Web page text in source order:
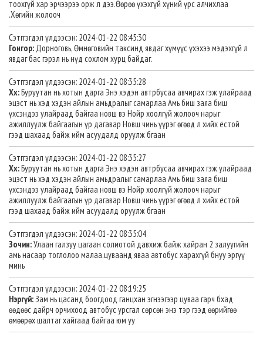
тоохгүй хар эрчээрээ орж л дээ.Өөрөө үхэхгүй хүний үрс алчихлаа
.Хөгийн жолооч
Сэтггэгдэл үлдээсэн: 2024-01-22 08:45:30
Гонгор: Дорноговь, Өмнөговийн таксинд явдаг хүмүүс үхэхээ мэдэхгүй л
явдаг бас гэрэл нь нүд сохлом хурц байдаг.
Сэтггэгдэл үлдээсэн: 2024-01-22 08:35:28
Хх:Буруутан нь хотын дарга Энэ хэдэн автрбусаа авчирах гэж улайраад
эцэст нь хэд хэдэн айлын амьдралыг самарлаа Амь биш заяа биш
үхсэндээ улайраад байгаа новш вэ Нойр хоолгүй жолооч нарыг
ажиллуулж байгаагын үр дагавар Новш чинь үүрэг өгөөд л хийх ёстой
гээд шахаад байж ийм асуудалд оруулж бгаан
Сэтггэгдэл үлдээсэн: 2024-01-22 08:35:27
Хх:Буруутан нь хотын дарга Энэ хэдэн автрбусаа авчирах гэж улайраад
эцэст нь хэд хэдэн айлын амьдралыг самарлаа Амь биш заяа биш
үхсэндээ улайраад байгаа новш вэ Нойр хоолгүй жолооч нарыг
ажиллуулж байгаагын үр дагавар Новш чинь үүрэг өгөөд л хийх ёстой
гээд шахаад байж ийм асуудалд оруулж бгаан
Сэтггэгдэл үлдээсэн: 2024-01-22 08:35:04
Зочин:Улаан галзуу цагаан солиотой давхиж байж хайран 2 залуугийн
амь насаар тоглолоо малаа.цуваанд яваа автобус харахгүй бнуу эргүү
минь
Сэтггэгдэл үлдээсэн: 2024-01-22 08:19:25
Нэргүй: Зам нь цасанд боогдоод ганцхан эгнээгээр цуваа гарч бхад
өөдөөс дайрч орчихоод автобус урсгал сөрсөн энэ тэр гээд өөрийгөө
өмөөрөх шалтаг хайгаад байгаа юм уу